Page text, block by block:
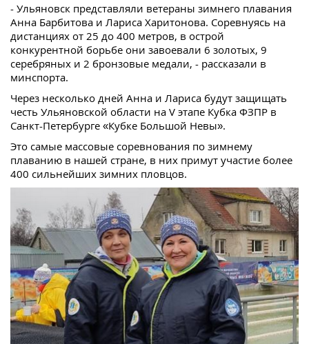
- Ульяновск представляли ветераны зимнего плавания
Анна Барбитова и Лариса Харитонова. Соревнуясь на
дистанциях от 25 до 400 метров, в острой
конкурентной борьбе они завоевали 6 золотых, 9
серебряных и 2 бронзовые медали, - рассказали в
минспорта.
Через несколько дней Анна и Лариса будут защищать
честь Ульяновской области на V этапе Кубка ФЗПР в
Санкт-Петербурге «Кубке Большой Невы».
Это самые массовые соревнования по зимнему
плаванию в нашей стране, в них примут участие более
400 сильнейших зимних пловцов.